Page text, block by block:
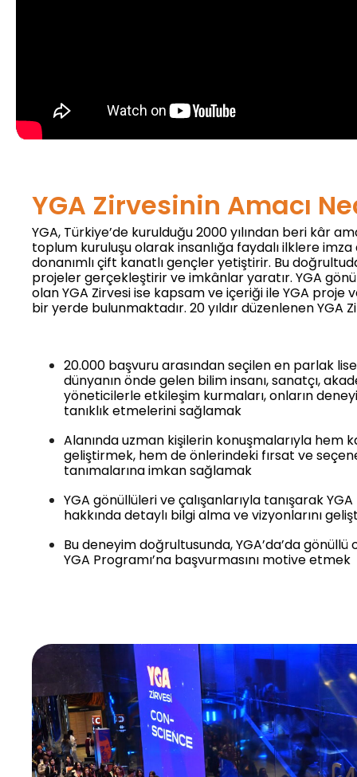
YGA Zirvesinin Amacı
YGA, Türkiye’de kurulduğu 2000 yılından beri kâr
toplum kuruluşu olarak insanlığa faydalı ilklere
donanımlı çift kanatlı gençler yetiştirir. Bu
projeler gerçekleştirir ve imkânlar yaratır. YGA
olan YGA Zirvesi ise kapsam ve içeriği ile YGA proje
bir yerde bulunmaktadır. 20 yıldır düzenlenen YGA
20.000 başvuru arasından seçilen en parlak
dünyanın önde gelen bilim insanı, sanatçı,
yöneticilerle etkileşim kurmaları, onların
tanıklık etmelerini sağlamak​
Alanında uzman kişilerin konuşmalarıyla hem
geliştirmek, hem de önlerindeki fırsat ve
tanımalarına imkan sağlamak​
YGA gönüllüleri ve çalışanlarıyla tanışarak
hakkında detaylı bilgi alma ve vizyonlarını
Bu deneyim doğrultusunda, YGA’da’da
YGA Programı’na başvurmasını motive etmek​